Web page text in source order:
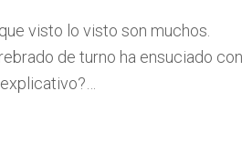
visto lo visto son muchos.
de turno ha ensuciado